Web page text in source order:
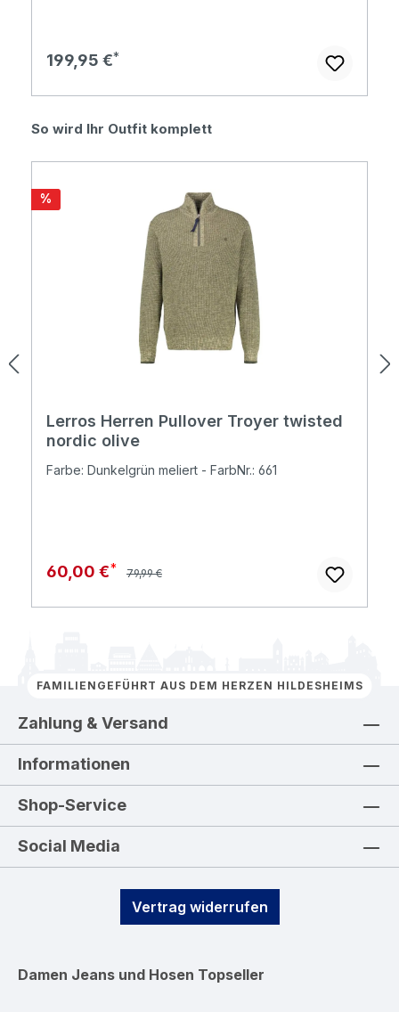
Regulärer Preis:
199,95 €
Produktgalerie überspringen
So wird Ihr Outfit komplett
Rabatt
%
Lerros Herren Pullover Troyer twisted
nordic olive
Farbe: Dunkelgrün meliert - FarbNr.: 661
Verkaufspreis:
60,00 € Regulärer Preis:
79,99 €
FAMILIENGEFÜHRT AUS DEM HERZEN HILDESHEIMS
Zahlung & Versand
Informationen
Shop-Service
Social Media
Vertrag widerrufen
Damen Jeans und Hosen Topseller